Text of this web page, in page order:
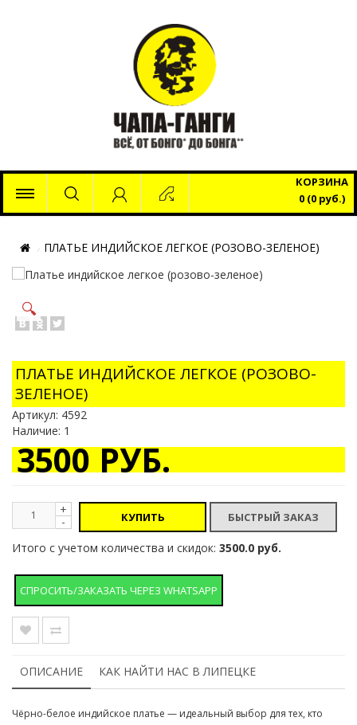
КОРЗИНА
0 (0 руб.)
ПЛАТЬЕ ИНДИЙСКОЕ ЛЕГКОЕ (РОЗОВО-ЗЕЛЕНОЕ)
🔍
ПЛАТЬЕ ИНДИЙСКОЕ ЛЕГКОЕ (РОЗОВО-
ЗЕЛЕНОЕ)
Артикул: 4592
Наличие: 1
3500 РУБ.
+
- КУПИТЬ
Итого с учетом количества и скидок: 3500.0 руб.
СПРОСИТЬ/ЗАКАЗАТЬ ЧЕРЕЗ WHATSAPP
ОПИСАНИЕ КАК НАЙТИ НАС В ЛИПЕЦКЕ
Чёрно-белое индийское платье — идеальный выбор для тех, кто